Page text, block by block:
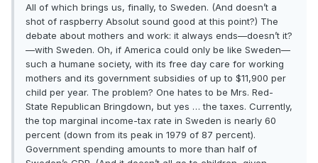
All of which brings us, finally, to Sweden. (And doesn’t a
shot of raspberry Absolut sound good at this point?) The
debate about mothers and work: it always ends—doesn’t it?
—with Sweden. Oh, if America could only be like Sweden—
such a humane society, with its free day care for working
mothers and its government subsidies of up to $11,900 per
child per year. The problem? One hates to be Mrs. Red-
State Republican Bringdown, but yes … the taxes. Currently,
the top marginal income-tax rate in Sweden is nearly 60
percent (down from its peak in 1979 of 87 percent).
Government spending amounts to more than half of